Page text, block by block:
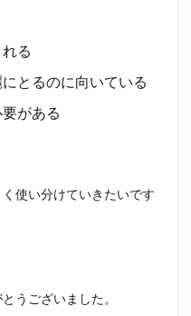
る
とるのに向いている
がある
使い分けていきたいです
うございました。